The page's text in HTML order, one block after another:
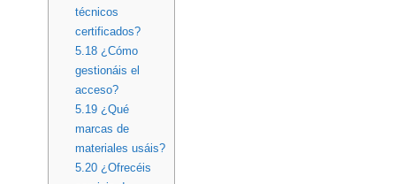
técnicos
certificados?
5.18¿Cómo
gestionáis el
acceso?
5.19¿Qué
marcas de
materiales usáis?
5.20¿Ofrecéis